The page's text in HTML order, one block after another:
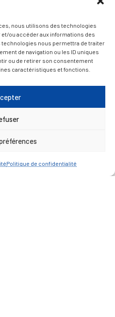
nous utilisons des technologies
ou accéder aux informations des
technologies nous permettra de traiter
de navigation ou les ID uniques
ou de retirer son consentement
caractéristiques et fonctions.
Politique de confidentialité
Urbanisme
Espace agent
!